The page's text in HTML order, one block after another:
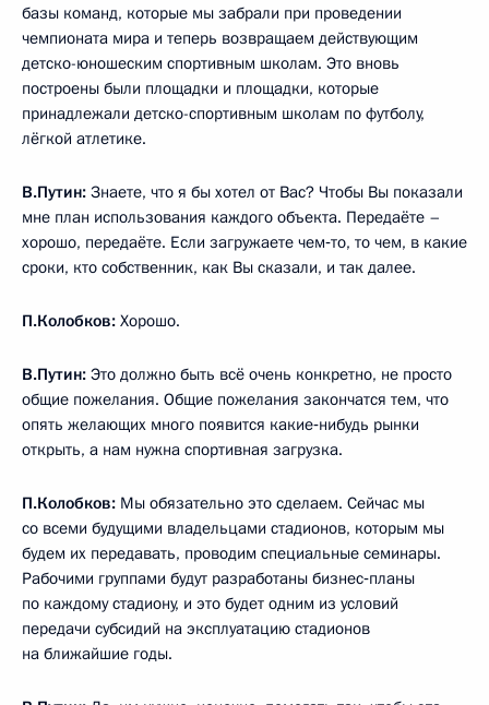
базы команд, которые мы забрали при проведении
чемпионата мира и теперь возвращаем действующим
детско-юношеским спортивным школам. Это вновь
построены были площадки и площадки, которые
принадлежали детско-спортивным школам по футболу,
лёгкой атлетике.
В.Путин: Знаете, что я бы хотел от Вас? Чтобы Вы показали
мне план использования каждого объекта. Передаёте –
хорошо, передаёте. Если загружаете чем‑то, то чем, в какие
сроки, кто собственник, как Вы сказали, и так далее.
П.Колобков: Хорошо.
В.Путин: Это должно быть всё очень конкретно, не просто
общие пожелания. Общие пожелания закончатся тем, что
опять желающих много появится какие‑нибудь рынки
открыть, а нам нужна спортивная загрузка.
П.Колобков: Мы обязательно это сделаем. Сейчас мы
со всеми будущими владельцами стадионов, которым мы
будем их передавать, проводим специальные семинары.
Рабочими группами будут разработаны бизнес‑планы
по каждому стадиону, и это будет одним из условий
передачи субсидий на эксплуатацию стадионов
на ближайшие годы.